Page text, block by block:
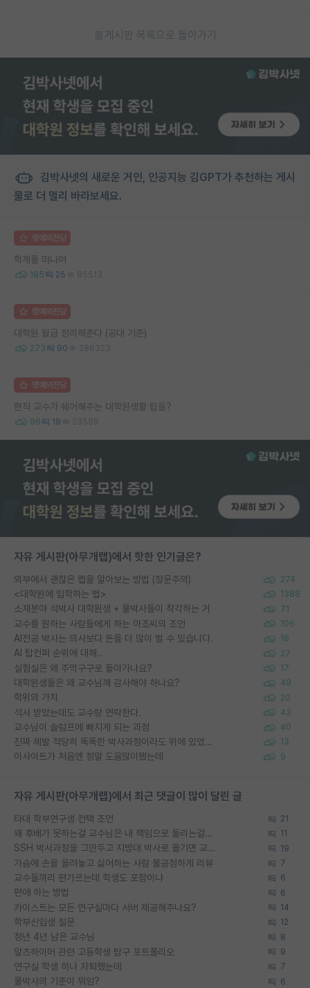
게시판 목록으로 돌아가기
김박사넷의 새로운 거인, 인공지능 김GPT가 추천하는 게시
물로 더 멀리 바라보세요.
명예의전당
학계를 떠나며
185 25 85513
명예의전당
대학원 월급 정리해준다 (공대 기준)
273 90 286323
명예의전당
현직 교수가 쉐어해주는 대학원생활 팁들?
96 19 23559
자유 게시판(아무개랩)에서 핫한 인기글은?
외부에서 괜찮은 랩을 알아보는 방법 (장문주의) 274
<대학원에 입학하는 법> 1388
소재분야 석박사 대학원생 + 물박사들이 착각하는 거 71
교수를 원하는 사람들에게 하는 아조씨의 조언 106
AI전공 박사는 의사보다 돈을 더 많이 벌 수 있습니다. 16
AI 탑컨퍼 순위에 대해.. 27
실험실은 왜 주먹구구로 돌아가나요? 17
대학원생들은 왜 교수님께 감사해야 하나요? 49
학위의 가치 20
석사 받았는데도 교수랑 연락한다. 43
교수님이 슬럼프에 빠지게 되는 과정 40
진짜 제발 적당히 똑똑한 박사과정이라도 위에 있었으면.. 13
이사이트가 처음엔 정말 도움많이됐는데 9
자유 게시판(아무개랩)에서 최근 댓글이 많이 달린 글
타대 학부연구생 컨택 조언 21
왜 후배가 못하는걸 교수님은 내 책임으로 돌리는걸까요? 11
SSH 박사과정을 그만두고 지방대 박사로 옮기면 교수의 꿈은 끝일까요? 19
가슴에 손을 올려놓고 싫어하는 사람 불공정하게 리뷰 7
교수들끼리 편가르는데 학생도 포함이냐 6
편애 하는 방법 6
카이스트는 모든 연구실마다 서버 제공해주나요? 14
학부신입생 질문 12
정년 4년 남은 교수님 8
알츠하이머 관련 고등학생 탐구 포트폴리오 9
연구실 학생 하나 자퇴했는데 7
물박사의 기준이 뭐임? 6